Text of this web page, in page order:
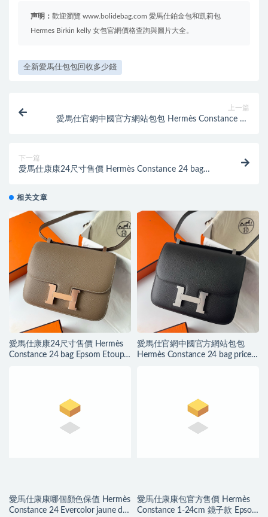
声明： 歡迎瀏覽 www.bolidebag.com 愛馬仕鉑金包和凱莉包
Hermes Birkin kelly 女包官網價格查詢與圖片大全。
全新愛馬仕包包回收多少錢
上一篇
愛馬仕官網中國官方網站包包 Hermès Constance 24
下一篇
愛馬仕康康24尺寸售價 Hermès Constance 24 bag
相关文章
愛馬仕康康24尺寸售價 Hermès
Constance 24 bag Epsom Etoupe
愛馬仕官網中國官方網站包包
Hermès Constance 24 bag price
愛馬仕康康哪個顏色保值 Hermès
Constance 24 Evercolor jaune de
愛馬仕康康包官方售價 Hermès
Constance 1-24cm 鏡子款 Epsom